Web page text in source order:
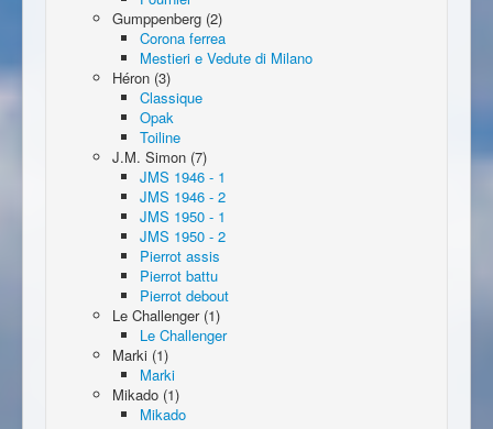
Gumppenberg (2)
Corona ferrea
Mestieri e Vedute di Milano
Héron (3)
Classique
Opak
Toiline
J.M. Simon (7)
JMS 1946 - 1
JMS 1946 - 2
JMS 1950 - 1
JMS 1950 - 2
Pierrot assis
Pierrot battu
Pierrot debout
Le Challenger (1)
Le Challenger
Marki (1)
Marki
Mikado (1)
Mikado